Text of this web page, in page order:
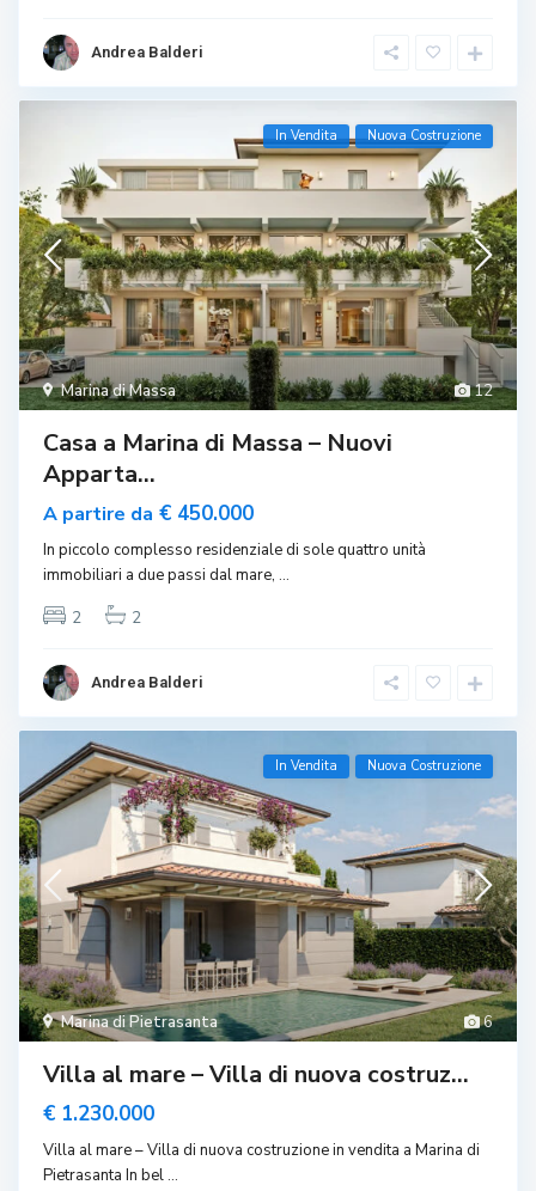
Andrea Balderi
12
Marina di Massa
In Vendita Nuova Costruzione
Casa a Marina di Massa – Nuovi
Apparta...
A partire da € 450.000
In piccolo complesso residenziale di sole quattro unità
immobiliari a due passi dal mare,...
2
2
Andrea Balderi
6
Marina di Pietrasanta
In Vendita Nuova Costruzione
Villa al mare – Villa di nuova costruz...
€ 1.230.000
Villa al mare – Villa di nuova costruzione in vendita a Marina di
Pietrasanta In bel...